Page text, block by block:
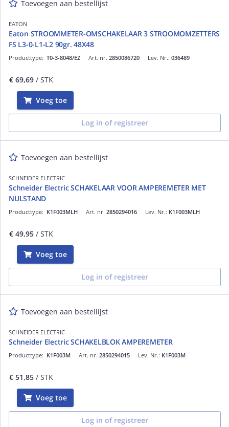
Toevoegen aan bestellijst
EATON
Eaton STROOMMETER-OMSCHAKELAAR 3 STROOMOMZETTERS
FS L3-0-L1-L2 90gr. 48X48
Art. nr. 2850086720
Producttype: T0-3-8048/EZ Lev. Nr.: 036489
€ 69,69 / STK
Voeg toe
Log in of registreer
Toevoegen aan bestellijst
SCHNEIDER ELECTRIC
Schneider Electric SCHAKELAAR VOOR AMPEREMETER MET
NULSTAND
Art. nr. 2850294016
Producttype: K1F003MLH Lev. Nr.: K1F003MLH
€ 49,95 / STK
Voeg toe
Log in of registreer
Toevoegen aan bestellijst
SCHNEIDER ELECTRIC
Schneider Electric SCHAKELBLOK AMPEREMETER
Art. nr. 2850294015
Producttype: K1F003M Lev. Nr.: K1F003M
€ 51,85 / STK
Voeg toe
Log in of registreer